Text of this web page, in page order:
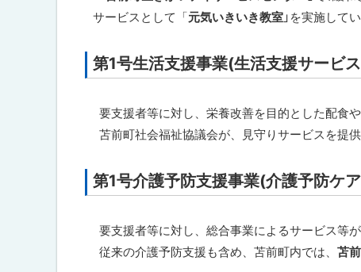
る
サービスとして「元気いきいき教室 」を実施して
ト
ッ
プ
に
る
第1号生活支援事業(生活支援サービ
要支援者等に対し、栄養改善を目的とした配食
苫前町社会福祉協議会が、見守りサービスを提供
ト
ッ
プ
に
第1号介護予防支援事業(介護予防ケ
要支援者等に対し、総合事業によるサービス等
従来の介護予防支援も含め、苫前町内では、 苫